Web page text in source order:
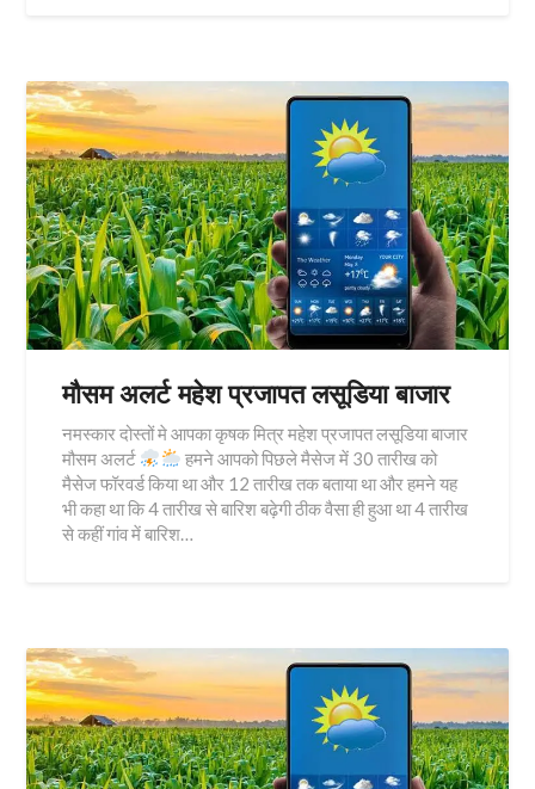
मौसम अलर्ट महेश प्रजापत लसूडिया बाजार
नमस्कार दोस्तों मे आपका कृषक मित्र महेश प्रजापत लसूडिया बाजार
मौसम अलर्ट
हमने आपको पिछले मैसेज में 30 तारीख को
मैसेज फॉरवर्ड किया था और 12 तारीख तक बताया था और हमने यह
भी कहा था कि 4 तारीख से बारिश बढ़ेगी ठीक वैसा ही हुआ था 4 तारीख
से कहीं गांव में बारिश…